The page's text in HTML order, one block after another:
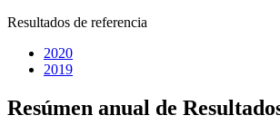
Resultados de referencia
2020
2019
Resúmen anual de